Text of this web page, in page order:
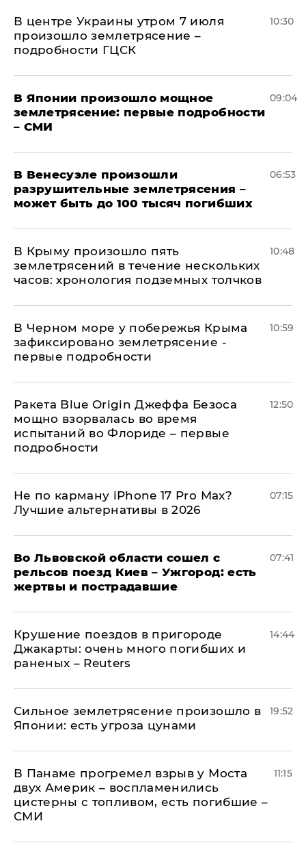
В центре Украины утром 7 июля
произошло землетрясение –
подробности ГЦСК
10:30
В Японии произошло мощное
землетрясение: первые подробности
– СМИ
09:04
В Венесуэле произошли
разрушительные землетрясения –
может быть до 100 тысяч погибших
06:53
В Крыму произошло пять
землетрясений в течение нескольких
часов: хронология подземных толчков
10:48
В Черном море у побережья Крыма
зафиксировано землетрясение -
первые подробности
10:59
Ракета Blue Origin Джеффа Безоса
мощно взорвалась во время
испытаний во Флориде – первые
подробности
12:50
Не по карману iPhone 17 Pro Max?
Лучшие альтернативы в 2026
07:15
Во Львовской области сошел с
рельсов поезд Киев – Ужгород: есть
жертвы и пострадавшие
07:41
Крушение поездов в пригороде
Джакарты: очень много погибших и
раненых – Reuters
14:44
Сильное землетрясение произошло в
Японии: есть угроза цунами
19:52
В Панаме прогремел взрыв у Моста
двух Америк – воспламенились
цистерны с топливом, есть погибшие –
СМИ
11:15